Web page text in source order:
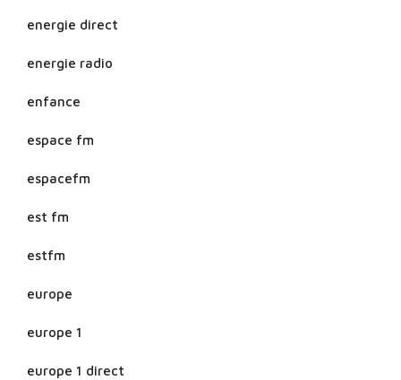
energie direct
energie radio
enfance
espace fm
espacefm
est fm
estfm
europe
europe 1
europe 1 direct